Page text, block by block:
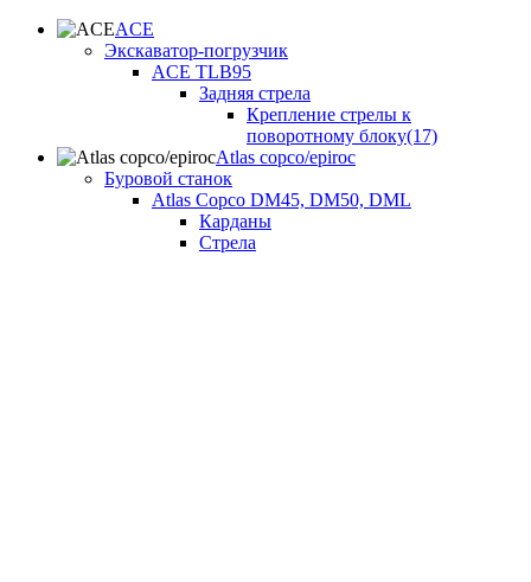
ACE
Экскаватор-погрузчик
ACE TLB95
Задняя стрела
Крепление стрелы к
поворотному блоку(17)
Atlas copco/epiroc
Буровой станок
Atlas Copco DM45, DM50, DML
Карданы
Стрела